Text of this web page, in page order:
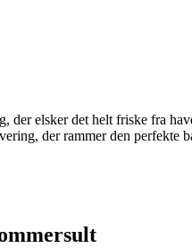
der elsker det helt friske fra
der rammer den perfekte